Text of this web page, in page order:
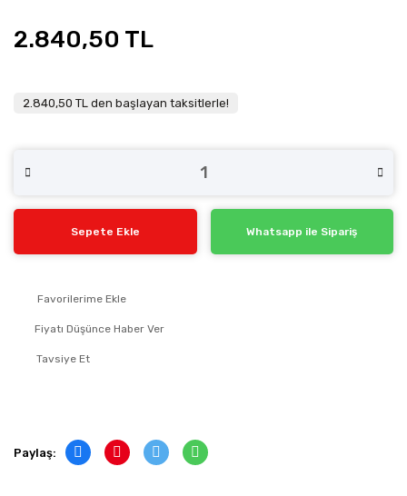
2.840,50 TL
2.840,50 TL den başlayan taksitlerle!
Sepete Ekle Whatsapp ile Sipariş
Fiyatı Düşünce Haber Ver
Tavsiye Et
Paylaş: